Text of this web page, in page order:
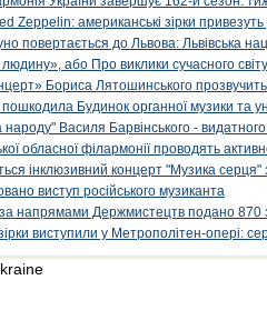
Zeppelin: американські зірки
повертається до Львова: Львівська
або Про виклики сучасного світу
Бориса Лятошинського
Будинок органної музики та
народу" Василя Барвінського -
обласної філармонії проводять
інклюзивний концерт "Музика
виступ російського музиканта
напрямами Держмистецтв подано 870
зірки виступили у Метрополітен-опері: